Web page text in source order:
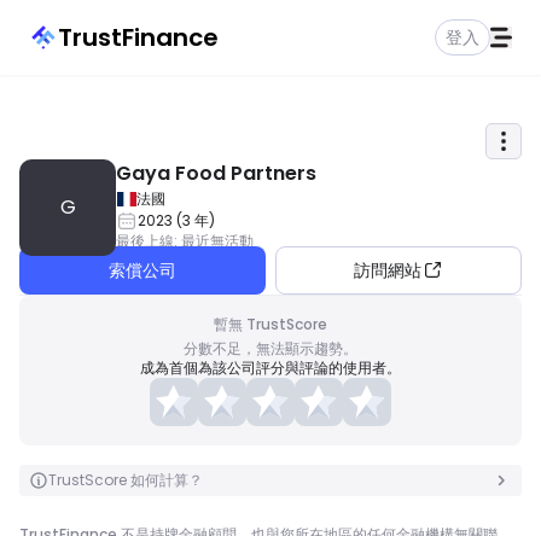
TrustFinance 登入
G
Gaya Food Partners
法國
2023 (3 年)
最後上線: 最近無活動
索償公司 訪問網站
暫無 TrustScore
分數不足，無法顯示趨勢。
成為首個為該公司評分與評論的使用者。
TrustScore 如何計算？